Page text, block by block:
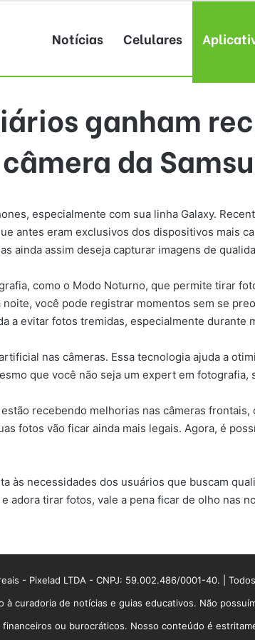
Notícias Celulares
ganham
câmera da
especialmente com sua linha Galaxy.
antes eram exclusivos dos dispositivos mais
ainda assim deseja capturar imagens de
como o Modo Noturno, que permite tirar
você pode registrar momentos sem se
a evitar fotos tremidas, especialmente durante
nas câmeras. Essa tecnologia ajuda a
que você não seja um expert em
recebendo melhorias nas câmeras
fotos vão ficar ainda mais legais. Agora, é
às necessidades dos usuários que buscam
adora tirar fotos, vale a pena ficar de olho nas
- Pixelad LTDA - CNPJ: 59.002.486/0001-40. |
curadoria de notícias e guias educativos. Não
ou burocráticos. Nosso conteúdo é